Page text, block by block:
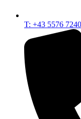
T: +43 5576